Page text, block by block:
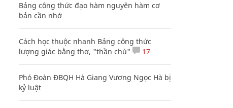
Bảng công thức đạo hàm nguyên hàm cơ
bản cần nhớ
Cách học thuộc nhanh Bảng công thức
lượng giác bằng thơ, "thần chú"
17
Phó Đoàn ĐBQH Hà Giang Vương Ngọc Hà bị
kỷ luật